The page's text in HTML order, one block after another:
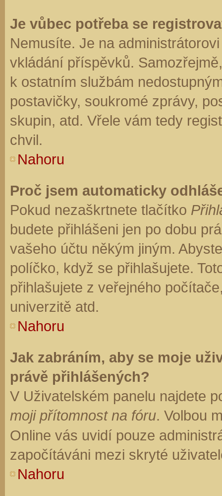
Je vůbec potřeba se
Nemusíte. Je na
vkládání příspěvků.
k ostatním službám
postavičky, soukromé zprávy,
skupin, atd. Vřele vám tedy
chvil.
Nahoru
Proč jsem automaticky
Pokud nezaškrtnete tlačítko
budete přihlášeni jen po dobu
vašeho účtu někým jiným.
políčko, když se přihlašujete.
přihlašujete z veřejného
univerzitě atd.
Nahoru
Jak zabráním, aby se moje
právě přihlášených?
V Uživatelském panelu najdete
moji přítomnost na fóru. Volbou
Online vás uvidí pouze
započítáváni mezi skryté
Nahoru